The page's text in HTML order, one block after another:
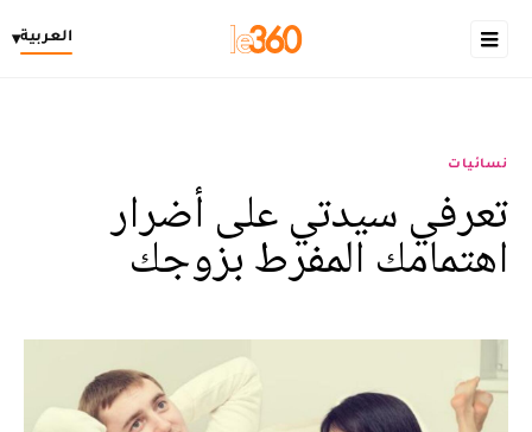
العربية▾
نسائيات
تعرفي سيدتي على أضرار
اهتمامك المفرط بزوجك